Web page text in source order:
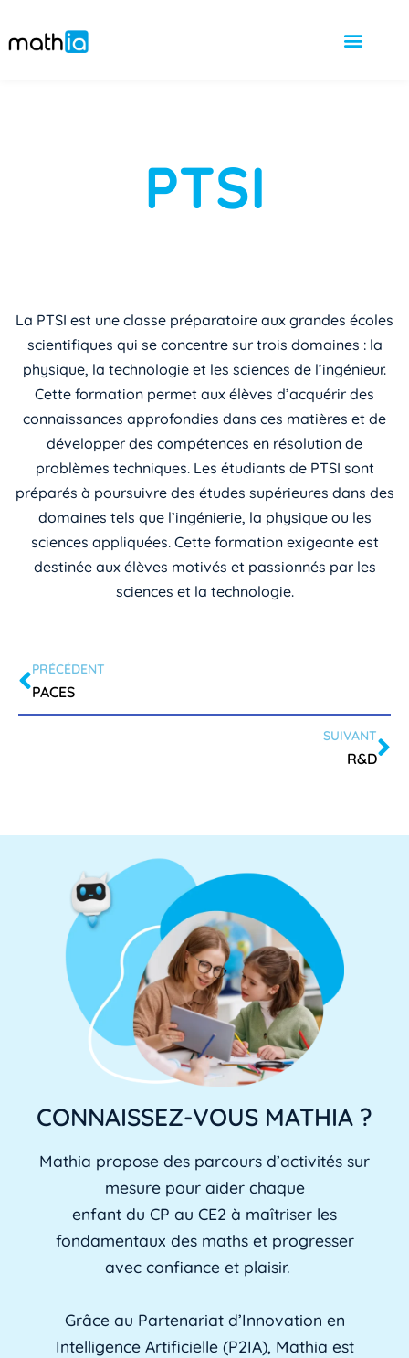
PTSI
La PTSI est une classe préparatoire aux grandes écoles
scientifiques qui se concentre sur trois domaines : la
physique, la technologie et les sciences de l’ingénieur.
Cette formation permet aux élèves d’acquérir des
connaissances approfondies dans ces matières et de
développer des compétences en résolution de
problèmes techniques. Les étudiants de PTSI sont
préparés à poursuivre des études supérieures dans des
domaines tels que l’ingénierie, la physique ou les
sciences appliquées. Cette formation exigeante est
destinée aux élèves motivés et passionnés par les
sciences et la technologie.
PRÉCÉDENT
PACES
SUIVANT
R&D
CONNAISSEZ-VOUS MATHIA ?
Mathia propose des parcours d’activités sur
mesure pour aider chaque
enfant du CP au CE2 à maîtriser les
fondamentaux des maths et progresser
avec confiance et plaisir.
Grâce au Partenariat d’Innovation en
Intelligence Artificielle (P2IA), Mathia est